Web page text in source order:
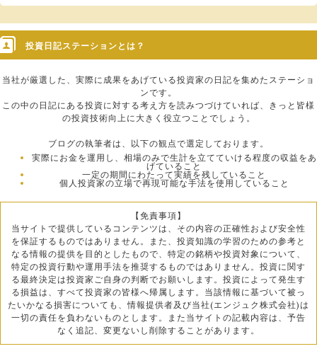
投資日記ステーションとは？
当社が厳選した、実際に成果をあげている投資家の日記を集めたステーショ
ンです。
この中の日記にある投資に対する考え方を読みつづけていれば、きっと皆様
の投資技術向上に大きく役立つことでしょう。
ブログの執筆者は、以下の観点で選定しております。
実際にお金を運用し、相場のみで生計を立てていける程度の収益をあ
げていること
一定の期間にわたって実績を残していること
個人投資家の立場で再現可能な手法を使用していること
【免責事項】
当サイトで提供しているコンテンツは、その内容の正確性および安全性
を保証するものではありません。また、投資知識の学習のための参考と
なる情報の提供を目的としたもので、特定の銘柄や投資対象について、
特定の投資行動や運用手法を推奨するものではありません。投資に関す
る最終決定は投資家ご自身の判断でお願いします。投資によって発生す
る損益は、すべて投資家の皆様へ帰属します。当該情報に基づいて被っ
たいかなる損害についても、情報提供者及び当社(エンジュク株式会社)は
一切の責任を負わないものとします。また当サイトの記載内容は、予告
なく追記、変更ないし削除することがあります。